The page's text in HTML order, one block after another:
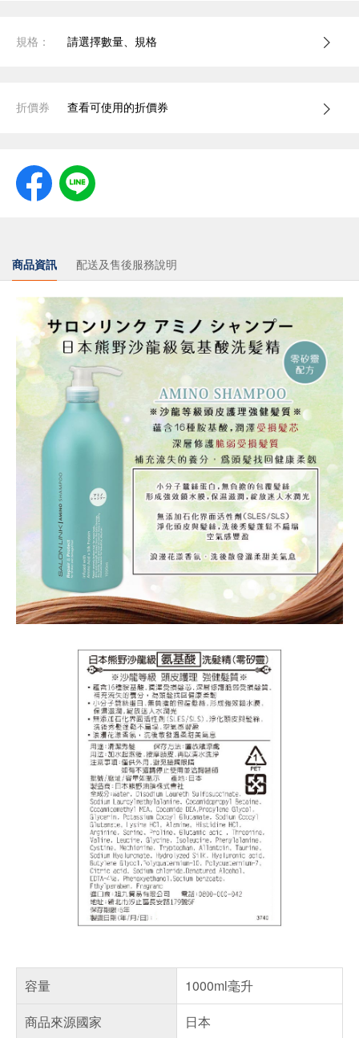
規格： 請選擇數量、規格
折價券 查看可使用的折價券
商品資訊 配送及售後服務說明
容量
1000ml毫升
商品來源國家
日本